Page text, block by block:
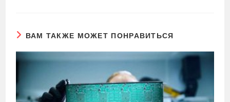
ВАМ ТАКЖЕ МОЖЕТ ПОНРАВИТЬСЯ